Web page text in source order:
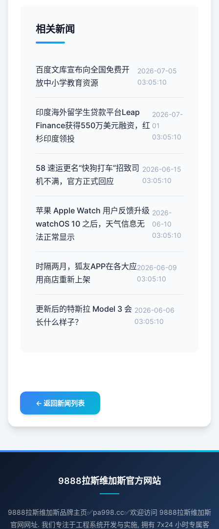
相关新闻
百度文库宣布向全国免费开
放中小学教育资源
2026-07-05
03:05:10
印度海外留学生贷款平台Leap
Finance获得550万美元融资，红
杉印度领投
2026-07-
01
03:05:10
58 速运更名“快狗打车”招致司
机不满，官方正式回应
2026-06-15
03:05:10
苹果 Apple Watch 用户反馈升级
watchOS 10 之后，天气信息无
法正常显示
2026-
06-10
03:05:10
时隔两月，狐友APP在各大应
用商店重新上架
2026-06-09
03:05:10
更新后的特斯拉 Model 3 会
长什么样子？
2026-06-06
03:05:10
← 返回新闻列表
9888拉斯维加斯官方网站
9888拉斯维加斯品牌主页✅pa998.cc✅欢迎访问 9888拉斯维加斯
官网网址. 我们专注于工程系统开发与实施, 拥有 7x24 小时专属客